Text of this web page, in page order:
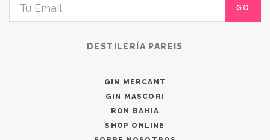
GO
DESTILERÍA PAREIS
GIN MERCANT
GIN MASCORI
RON BAHIA
SHOP ONLINE